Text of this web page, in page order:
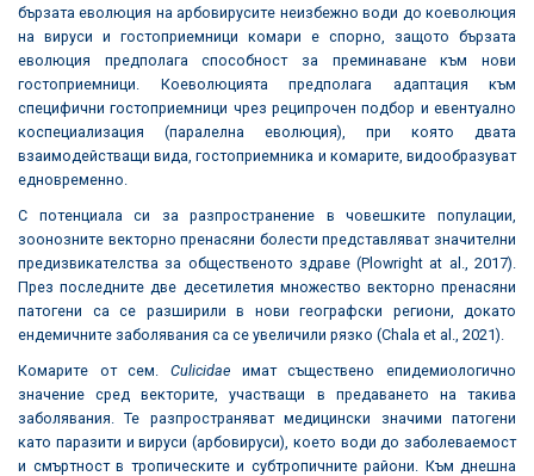
бързата еволюция на арбовирусите неизбежно води до коеволюция
на вируси и гостоприемници комари е спорно, защото бързата
еволюция предполага способност за преминаване към нови
гостоприемници. Коеволюцията предполага адаптация към
специфични гостоприемници чрез реципрочен подбор и евентуално
коспециализация (паралелна еволюция), при която двата
взаимодействащи вида, гостоприемника и комарите, видообразуват
едновременно.
С потенциала си за разпространение в човешките популации,
зоонозните векторно пренасяни болести представляват значителни
предизвикателства за общественото здраве (Plowright at al., 2017).
През последните две десетилетия множество векторно пренасяни
патогени са се разширили в нови географски региони, докато
ендемичните заболявания са се увеличили рязко (Chala et al., 2021).
Комарите от сем. Culicidae имат съществено епидемиологично
значение сред векторите, участващи в предаването на такива
заболявания. Те разпространяват медицински значими патогени
като паразити и вируси (арбовируси), което води до заболеваемост
и смъртност в тропическите и субтропичните райони. Към днешна